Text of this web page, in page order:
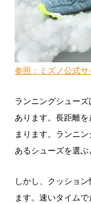
参照：ミズノ公式サ
ランニングシュー
あります。長距離
まります。ランニ
あるシューズを選ぶ
しかし、クッショ
ます。速いタイム